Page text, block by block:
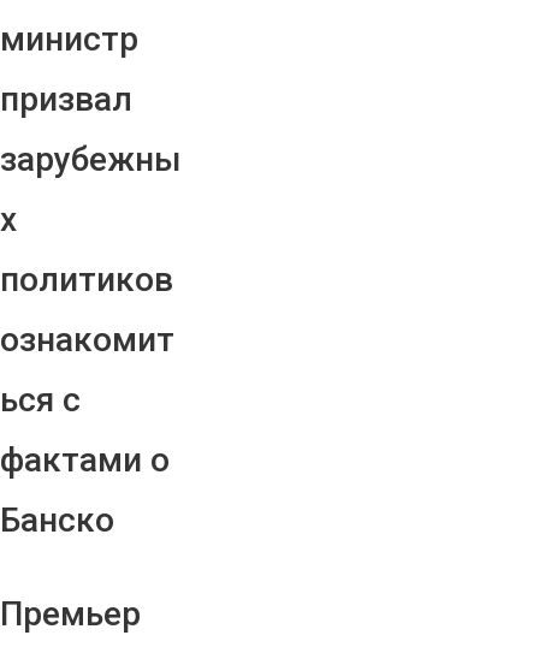
министр
призвал
зарубежны
х
политиков
ознакомит
ься с
фактами о
Банско
Премьер